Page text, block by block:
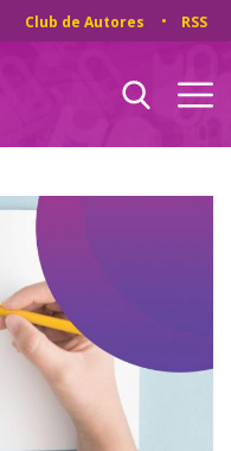
Club de Autores RSS